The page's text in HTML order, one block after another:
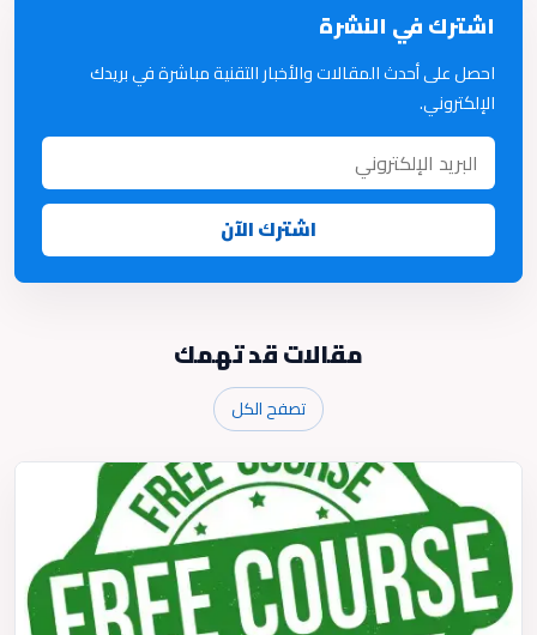
اشترك في النشرة
احصل على أحدث المقالات والأخبار التقنية مباشرة في بريدك
الإلكتروني.
اشترك الآن
مقالات قد تهمك
تصفح الكل